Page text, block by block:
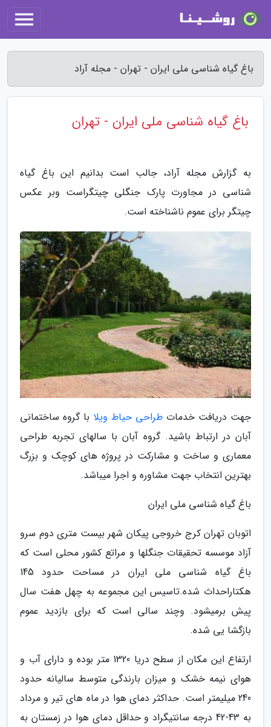
باغ گیاه شناسی ملی ایران - تهران - مجله آراد
باغ گیاه شناسی ملی ایران - تهران
به گزارش مجله آراد، جالب است بدانیم این باغ گیاه
شناسی در مجاورت پارک جنگلی چیتگراست وبر عکس
چیتگر برای عموم ناشناخته است.
جهت دریافت خدمات طراحی حیاط ویلا با گروه ساختمانی
آبان در ارتباط باشید. گروه آبان با سالهای تجربه طراحی
معماری و ساخت و مشارکت در پروژه های کوچک و بزرگ
بهترین انتخاب جهت مشاوره و اجرا میباشد.
باغ گیاه شناسی ملی ایران
اتوبان تهران کرج خروجی پیکان شهر بیست متری دوم سرو
آزاد موسسه تحقیقات جنگلها و مراتع کشور محلی است که
باغ گیاه شناسی ملی ایران در مساحت حدود 145
هکتاراحداث شده.تاسیس این مجموعه به چهل هفت سال
پیش برمیشود. وچند سالی است که برای بازدید عموم
بازگشا یی شده.
ارتفاع این مکان از سطح دریا 1320 متر بوده و دارای آب و
هوای نیمه خشک و میزان بارندگی متوسط سالیانه حدود
240 میلیمتر است. حداکثر دمای هوا در ماه های تیر و مرداد
به 43-42 درجه سانتیگراد و حداقل دمای هوا در زمستان به